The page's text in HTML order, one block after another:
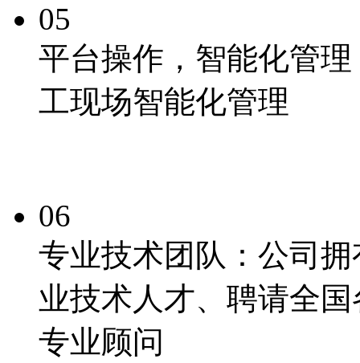
05
平台操作， 智能化管
工现场智能化管理
06
专业技术团队： 公司
业技术人才、聘请全
专业顾问